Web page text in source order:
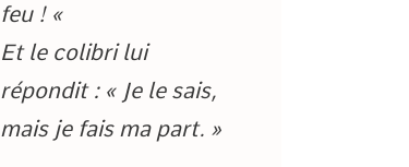
feu ! «
Et le colibri lui
répondit : « Je le sais,
mais je fais ma part. »